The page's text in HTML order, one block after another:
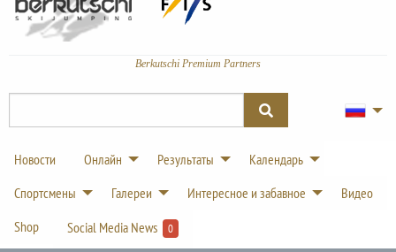
Berkutschi Premium Partners
Новости Онлайн Результаты
Календарь
Спортсмены
Галереи Интересное и забавное
Видео
Shop
Social Media News 0